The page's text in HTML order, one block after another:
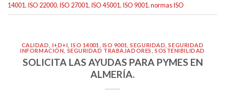
14001, ISO 22000, ISO 27001, ISO 45001, ISO 9001,normas ISO
CALIDAD I+D+I ,ISO 14001 ISO 9001 ,SEGURIDAD ,SEGURIDAD
INFORMACIÓN
SEGURIDAD TRABAJADORES SOSTENIBILIDAD
SOLICITA LAS AYUDAS PARA PYMES EN
ALMERÍA.